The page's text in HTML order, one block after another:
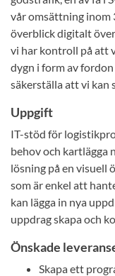
vår omsättning inom
överblick digitalt
vi har kontroll på att
dygn i form av
säkerställa att vi kan
Uppgift
IT-stöd för
behov och kartlägga
lösning på en visuell
som är enkel att
kan lägga in nya
uppdrag skapa och
Önskade
Skapa ett